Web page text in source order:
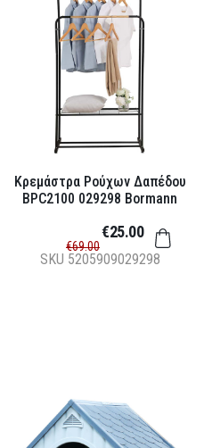
Κρεμάστρα Ρούχων Δαπέδου
BPC2100 029298 Bormann
SKU 5205909029298
€69.00
€25.00